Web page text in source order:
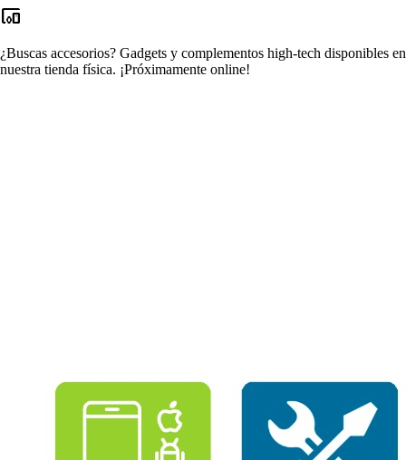
devices_other
¿Buscas accesorios? Gadgets y complementos high-tech disponibles en
nuestra tienda física. ¡Próximamente online!